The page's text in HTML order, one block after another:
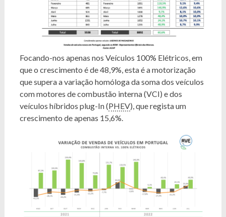
Focando-nos apenas nos Veículos 100% Elétricos, em
que o crescimento é de 48,9%, esta é a motorização
que supera a variação homóloga da soma dos veículos
com motores de combustão interna (VCI) e dos
veículos híbridos plug-In (PHEV), que regista um
crescimento de apenas 15,6%.